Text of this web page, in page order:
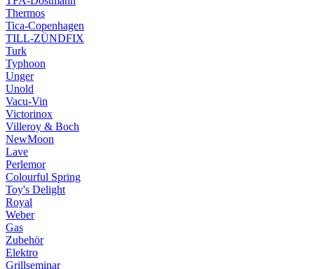
Thermos
Tica-Copenhagen
TILL-ZÜNDFIX
Turk
Typhoon
Unger
Unold
Vacu-Vin
Victorinox
Villeroy & Boch
NewMoon
Lave
Perlemor
Colourful Spring
Toy's Delight
Royal
Weber
Gas
Zubehör
Elektro
Grillseminar